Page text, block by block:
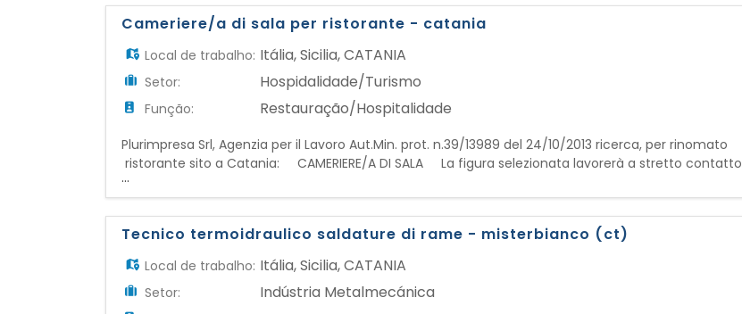
Cameriere/a di sala per ristorante - catania
Local de trabalho: Itália,Sicilia,CATANIA
Setor: Hospidalidade/Turismo
Função: Restauração/Hospitalidade
Plurimpresa Srl, Agenzia per il Lavoro Aut.Min. prot. n.39/13989 del 24/10/2013 ricerca, per rinomato
ristorante sito a Catania: CAMERIERE/A DI SALA La figura selezionata lavorerà a stretto contatto
con la brigata di sala e di cucina, contribuendo a mantenere elevati standard di accoglienza,
professionalità e cura del dettaglio.
...
Tecnico termoidraulico saldature di rame - misterbianco (ct)
Local de trabalho: Itália,Sicilia,CATANIA
Setor: Indústria Metalmecánica